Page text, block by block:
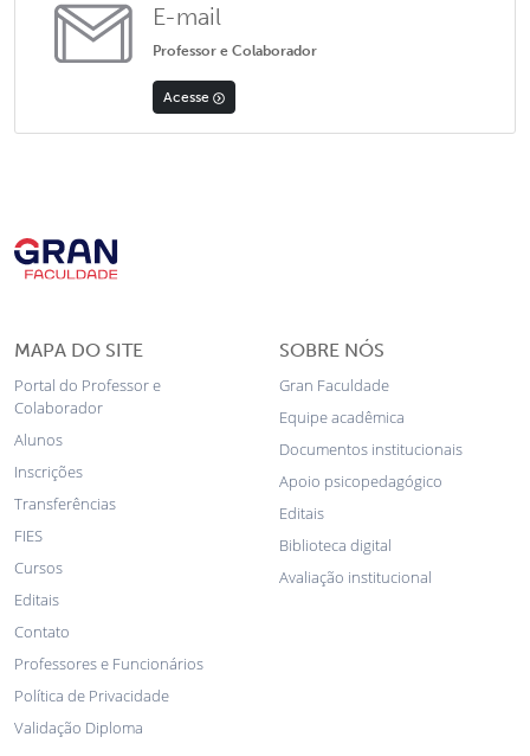
E-mail
Professor e Colaborador
Acesse
MAPA DO SITE
Portal do Professor e
Colaborador
Alunos
Inscrições
Transferências
FIES
Cursos
Editais
Contato
Professores e Funcionários
Política de Privacidade
Validação Diploma
SOBRE NÓS
Gran Faculdade
Equipe acadêmica
Documentos institucionais
Apoio psicopedagógico
Editais
Biblioteca digital
Avaliação institucional